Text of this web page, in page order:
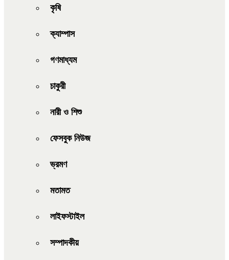
কৃষি
ক্যাম্পাস
গণমাধ্যম
চাকুরী
নারী ও শিশু
ফেসবুক নিউজ
ভ্রমণ
মতামত
লাইফস্টাইল
সম্পাদকীয়